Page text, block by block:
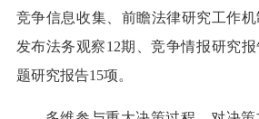
竞争信息收集、前瞻法律研究工作
发布法务观察12期、竞争情报研究报
题研究报告15项。